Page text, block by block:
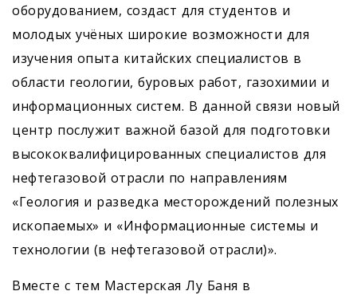
оборудованием, создаст для студентов и
молодых учёных широкие возможности для
изучения опыта китайских специалистов в
области геологии, буровых работ, газохимии и
информационных систем. В данной связи новый
центр послужит важной базой для подготовки
высококвалифицированных специалистов для
нефтегазовой отрасли по направлениям
«Геология и разведка месторождений полезных
ископаемых» и «Информационные системы и
технологии (в нефтегазовой отрасли)».
Вместе с тем Мастерская Лу Баня в